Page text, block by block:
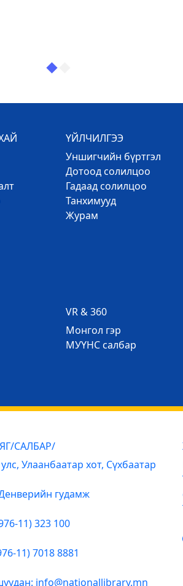
ҮЙЛЧИЛГЭЭ
Уншигчийн бүртгэл
Дотоод солилцоо
Гадаад солилцоо
Танхимууд
Журам
VR & 360
Mонгол гэр
МУҮНС салбар
САЛБАР/
Улаанбаатар хот, Сүхбаатар
гудамж
11) 323 100
11) 7018 8881
info@nationallibrary.mn